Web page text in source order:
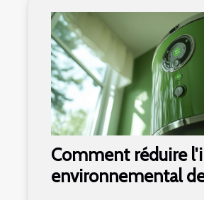
Comment réduire
environnemental